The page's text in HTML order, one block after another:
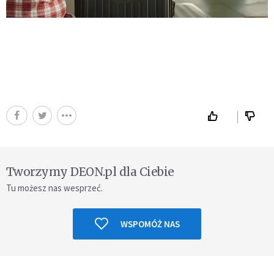
Tworzymy DEON.pl dla Ciebie
Tu możesz nas wesprzeć.
WSPOMÓŻ NAS